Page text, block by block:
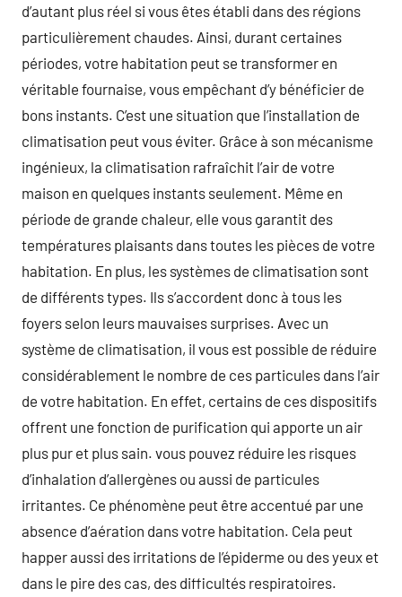
d’autant plus réel si vous êtes établi dans des régions
particulièrement chaudes. Ainsi, durant certaines
périodes, votre habitation peut se transformer en
véritable fournaise, vous empêchant d’y bénéficier de
bons instants. C’est une situation que l’installation de
climatisation peut vous éviter. Grâce à son mécanisme
ingénieux, la climatisation rafraîchit l’air de votre
maison en quelques instants seulement. Même en
période de grande chaleur, elle vous garantit des
températures plaisants dans toutes les pièces de votre
habitation. En plus, les systèmes de climatisation sont
de différents types. Ils s’accordent donc à tous les
foyers selon leurs mauvaises surprises. Avec un
système de climatisation, il vous est possible de réduire
considérablement le nombre de ces particules dans l’air
de votre habitation. En effet, certains de ces dispositifs
offrent une fonction de purification qui apporte un air
plus pur et plus sain. vous pouvez réduire les risques
d’inhalation d’allergènes ou aussi de particules
irritantes. Ce phénomène peut être accentué par une
absence d’aération dans votre habitation. Cela peut
happer aussi des irritations de l’épiderme ou des yeux et
dans le pire des cas, des difficultés respiratoires.